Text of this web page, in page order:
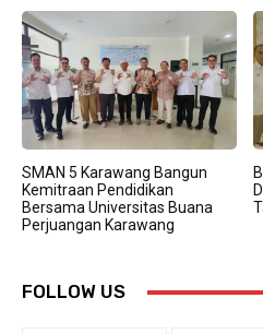
SMAN 5 Karawang Bangun
Kemitraan Pendidikan
Bersama Universitas Buana
Perjuangan Karawang
FOLLOW US